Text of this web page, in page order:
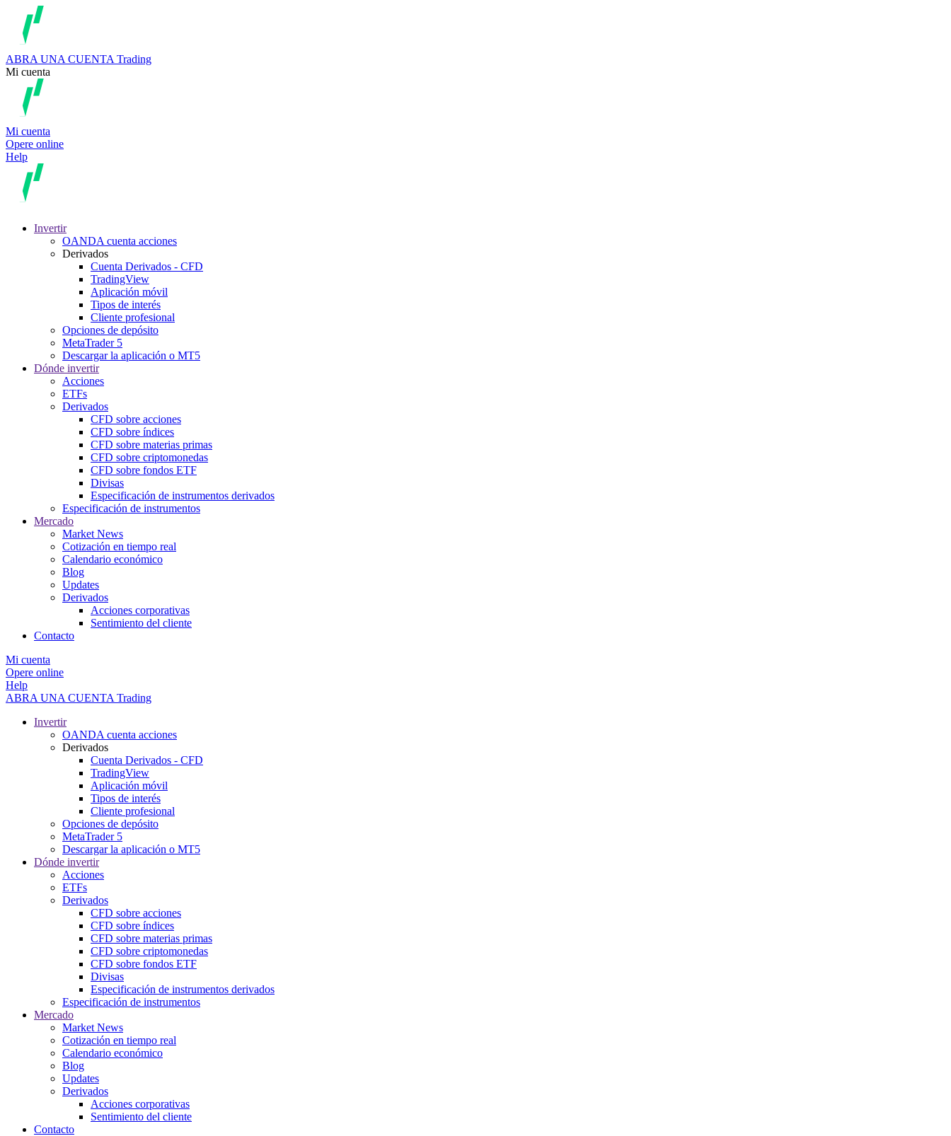
ABRA UNA CUENTA Trading
Mi cuenta
Mi cuenta
Opere online
Help
Invertir
OANDA cuenta acciones
Derivados
Cuenta Derivados - CFD
TradingView
Aplicación móvil
Tipos de interés
Cliente profesional
Opciones de depósito
MetaTrader 5
Descargar la aplicación o MT5
Dónde invertir
Acciones
ETFs
Derivados
CFD sobre acciones
CFD sobre índices
CFD sobre materias primas
CFD sobre criptomonedas
CFD sobre fondos ETF
Divisas
Especificación de instrumentos derivados
Especificación de instrumentos
Mercado
Market News
Cotización en tiempo real
Calendario económico
Blog
Updates
Derivados
Acciones corporativas
Sentimiento del cliente
Contacto
Mi cuenta
Opere online
Help
ABRA UNA CUENTA Trading
Invertir
OANDA cuenta acciones
Derivados
Cuenta Derivados - CFD
TradingView
Aplicación móvil
Tipos de interés
Cliente profesional
Opciones de depósito
MetaTrader 5
Descargar la aplicación o MT5
Dónde invertir
Acciones
ETFs
Derivados
CFD sobre acciones
CFD sobre índices
CFD sobre materias primas
CFD sobre criptomonedas
CFD sobre fondos ETF
Divisas
Especificación de instrumentos derivados
Especificación de instrumentos
Mercado
Market News
Cotización en tiempo real
Calendario económico
Blog
Updates
Derivados
Acciones corporativas
Sentimiento del cliente
Contacto